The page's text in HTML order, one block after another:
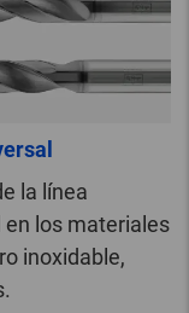
la línea
en los materiales
inoxidable,